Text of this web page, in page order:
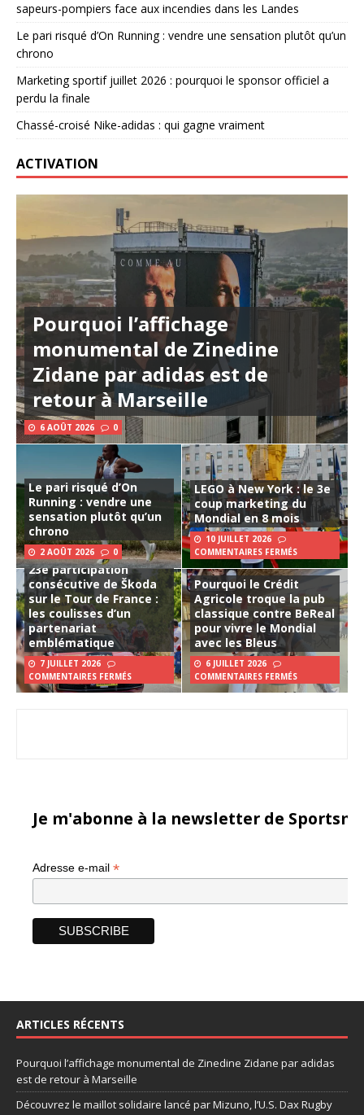
sapeurs-pompiers face aux incendies dans les Landes
Le pari risqué d’On Running : vendre une sensation plutôt qu’un
chrono
Marketing sportif juillet 2026 : pourquoi le sponsor officiel a
perdu la finale
Chassé-croisé Nike-adidas : qui gagne vraiment
ACTIVATION
Pourquoi l’affichage
monumental de Zinedine
Zidane par adidas est de
retour à Marseille
6 AOÛT 2026 0
Le pari risqué d’On
Running : vendre une
sensation plutôt qu’un
chrono
2 AOÛT 2026 0
LEGO à New York : le 3e
coup marketing du
Mondial en 8 mois
10 JUILLET 2026
COMMENTAIRES FERMÉS
23e participation
consécutive de Škoda
sur le Tour de France :
les coulisses d’un
partenariat
emblématique
7 JUILLET 2026
COMMENTAIRES FERMÉS
Pourquoi le Crédit
Agricole troque la pub
classique contre BeReal
pour vivre le Mondial
avec les Bleus
6 JUILLET 2026
COMMENTAIRES FERMÉS
Je m'abonne à la newsletter de
Adresse e-mail *
ARTICLES RÉCENTS
Pourquoi l’affichage monumental de Zinedine Zidane par adidas
est de retour à Marseille
Découvrez le maillot solidaire lancé par Mizuno, l’U.S. Dax Rugby